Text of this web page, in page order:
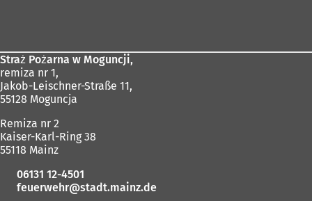
Straż Pożarna w Moguncji,
remiza nr 1,
Jakob-Leischner-Straße 11,
55128 Moguncja
Remiza nr 2
Kaiser-Karl-Ring 38
55118 Mainz
06131 12-4501
feuerwehr
stadt.mainz de